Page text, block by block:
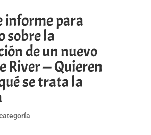
informe para
sobre la
de un nuevo
River — Quieren
se trata la